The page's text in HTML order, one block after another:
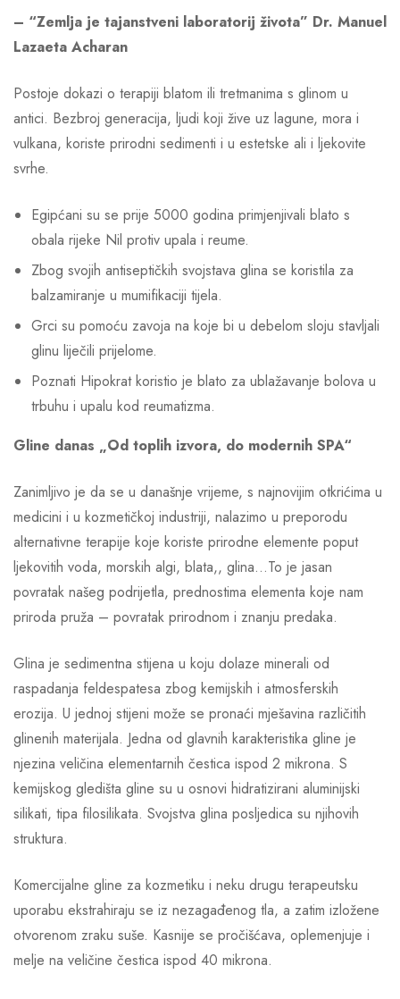
– “Zemlja je tajanstveni laboratorij života” Dr. Manuel
Lazaeta Acharan
Postoje dokazi o terapiji blatom ili tretmanima s glinom u
antici. Bezbroj generacija, ljudi koji žive uz lagune, mora i
vulkana, koriste prirodni sedimenti i u estetske ali i ljekovite
svrhe.
Egipćani su se prije 5000 godina primjenjivali blato s
obala rijeke Nil protiv upala i reume.
Zbog svojih antiseptičkih svojstava glina se koristila za
balzamiranje u mumifikaciji tijela.
Grci su pomoću zavoja na koje bi u debelom sloju stavljali
glinu liječili prijelome.
Poznati Hipokrat koristio je blato za ublažavanje bolova u
trbuhu i upalu kod reumatizma.
Gline danas „Od toplih izvora, do modernih SPA“
Zanimljivo je da se u današnje vrijeme, s najnovijim otkrićima u
medicini i u kozmetičkoj industriji, nalazimo u preporodu
alternativne terapije koje koriste prirodne elemente poput
ljekovitih voda, morskih algi, blata,, glina…To je jasan
povratak našeg podrijetla, prednostima elementa koje nam
priroda pruža – povratak prirodnom i znanju predaka.
Glina je sedimentna stijena u koju dolaze minerali od
raspadanja feldespatesa zbog kemijskih i atmosferskih
erozija. U jednoj stijeni može se pronaći mješavina različitih
glinenih materijala. Jedna od glavnih karakteristika gline je
njezina veličina elementarnih čestica ispod 2 mikrona. S
kemijskog gledišta gline su u osnovi hidratizirani aluminijski
silikati, tipa filosilikata. Svojstva glina posljedica su njihovih
struktura.
Komercijalne gline za kozmetiku i neku drugu terapeutsku
uporabu ekstrahiraju se iz nezagađenog tla, a zatim izložene
otvorenom zraku suše. Kasnije se pročišćava, oplemenjuje i
melje na veličine čestica ispod 40 mikrona.